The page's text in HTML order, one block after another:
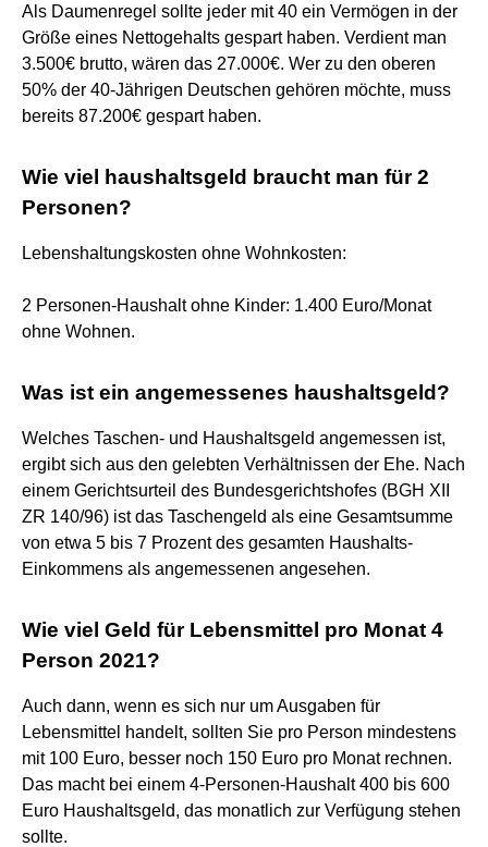
Als Daumenregel sollte jeder mit 40 ein Vermögen in der
Größe eines Nettogehalts gespart haben. Verdient man
3.500€ brutto, wären das 27.000€. Wer zu den oberen
50% der 40-Jährigen Deutschen gehören möchte, muss
bereits 87.200€ gespart haben.
Wie viel haushaltsgeld braucht man für 2
Personen?
Lebenshaltungskosten ohne Wohnkosten:
2 Personen-Haushalt ohne Kinder: 1.400 Euro/Monat
ohne Wohnen.
Was ist ein angemessenes haushaltsgeld?
Welches Taschen- und Haushaltsgeld angemessen ist,
ergibt sich aus den gelebten Verhältnissen der Ehe. Nach
einem Gerichtsurteil des Bundesgerichtshofes (BGH XII
ZR 140/96) ist das Taschengeld als eine Gesamtsumme
von etwa 5 bis 7 Prozent des gesamten Haushalts-
Einkommens als angemessenen angesehen.
Wie viel Geld für Lebensmittel pro Monat 4
Person 2021?
Auch dann, wenn es sich nur um Ausgaben für
Lebensmittel handelt, sollten Sie pro Person mindestens
mit 100 Euro, besser noch 150 Euro pro Monat rechnen.
Das macht bei einem 4-Personen-Haushalt 400 bis 600
Euro Haushaltsgeld, das monatlich zur Verfügung stehen
sollte.